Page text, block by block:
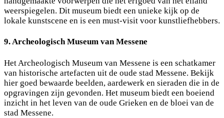
weerspiegelen. Dit museum biedt een unieke kijk op de
lokale kunstscene en is een must-visit voor kunstliefhebbers.
9. Archeologisch Museum van Messene
Het Archeologisch Museum van Messene is een schatkamer
van historische artefacten uit de oude stad Messene. Bekijk
hier goed bewaarde beelden, aardewerk en sieraden die in de
opgravingen zijn gevonden. Het museum biedt een boeiend
inzicht in het leven van de oude Grieken en de bloei van de
stad Messene.